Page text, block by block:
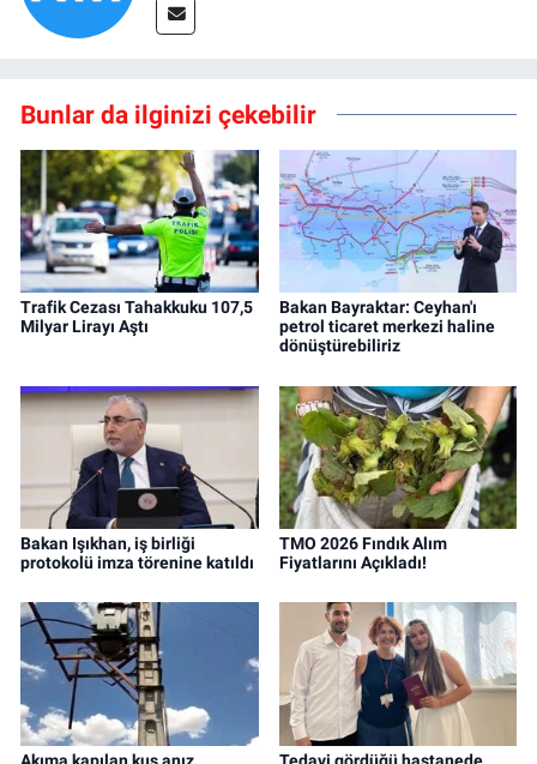
Bunlar da ilginizi çekebilir
Trafik Cezası Tahakkuku 107,5
Milyar Lirayı Aştı
Bakan Bayraktar: Ceyhan'ı
petrol ticaret merkezi haline
dönüştürebiliriz
Bakan Işıkhan, iş birliği
protokolü imza törenine katıldı
TMO 2026 Fındık Alım
Fiyatlarını Açıkladı!
Akıma kapılan kuş anız Tedavi gördüğü hastanede